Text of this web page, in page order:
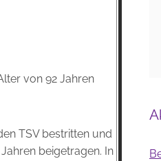
von 92 Jahren
TSV bestritten und
beigetragen. In